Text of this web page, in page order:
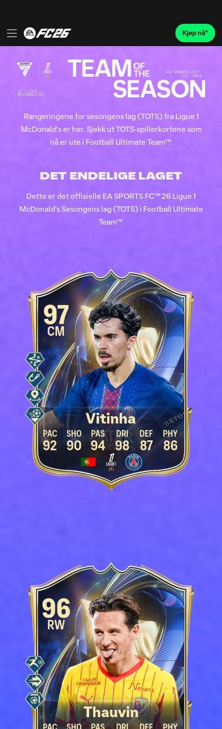
Rangeringene for sesongens lag (TOTS) fra Ligue 1
McDonald's er her. Sjekk ut TOTS-spillerkortene som
nå er ute i Football Ultimate Team™.
DET ENDELIGE LAGET
Dette er det offisielle EA SPORTS FC™ 26 Ligue 1
McDonald’s Sesongens lag (TOTS) i Football Ultimate
Team™.